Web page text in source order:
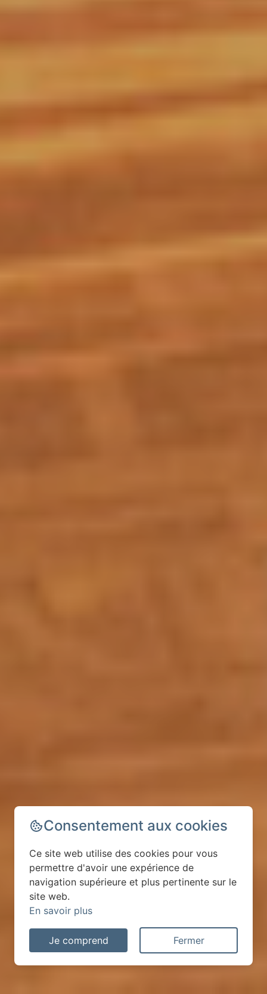
Consentement aux cookies
Ce site web utilise des cookies pour vous
permettre d'avoir une expérience de
navigation supérieure et plus pertinente sur le
site web.
En savoir plus
Je comprend Fermer